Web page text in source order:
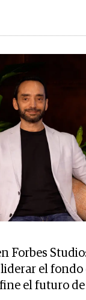
Forbes
el fondo
el futuro